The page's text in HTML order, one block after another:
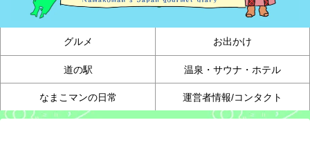
グルメ お出かけ
道の駅 温泉・サウナ・ホテル
なまこマンの日常 運営者情報/コンタクト